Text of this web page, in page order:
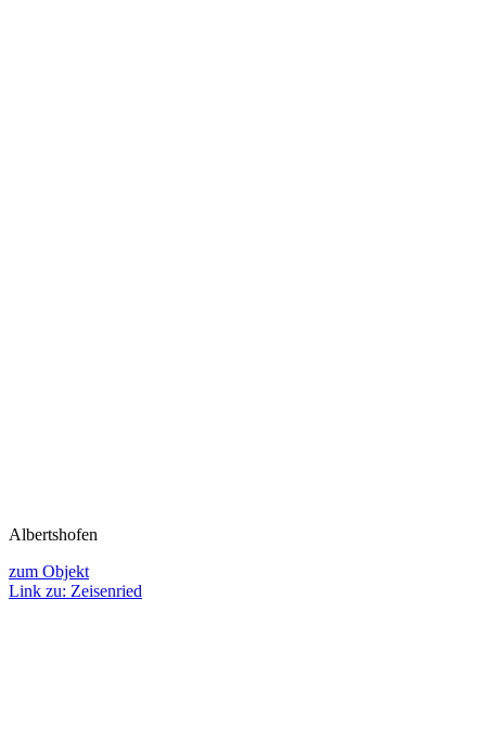
Albertshofen
zum Objekt
Link zu: Zeisenried